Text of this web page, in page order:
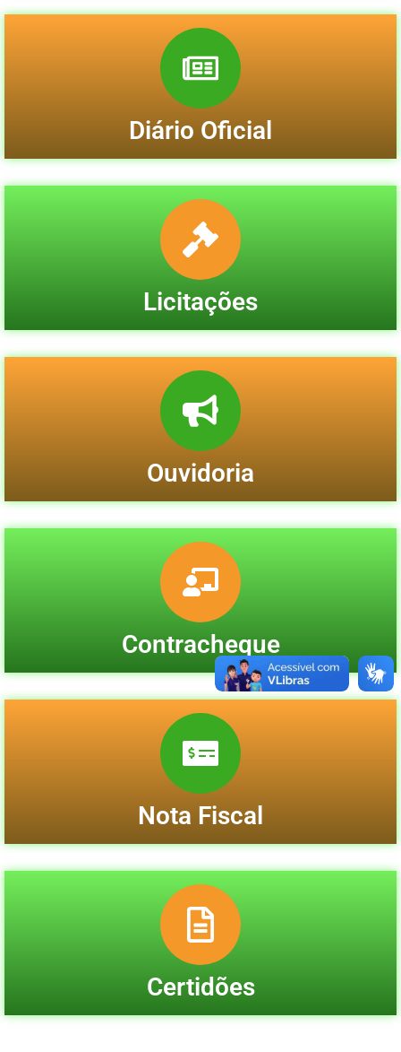
Diário Oficial
Licitações
Ouvidoria
Contracheque
Nota Fiscal
Certidões